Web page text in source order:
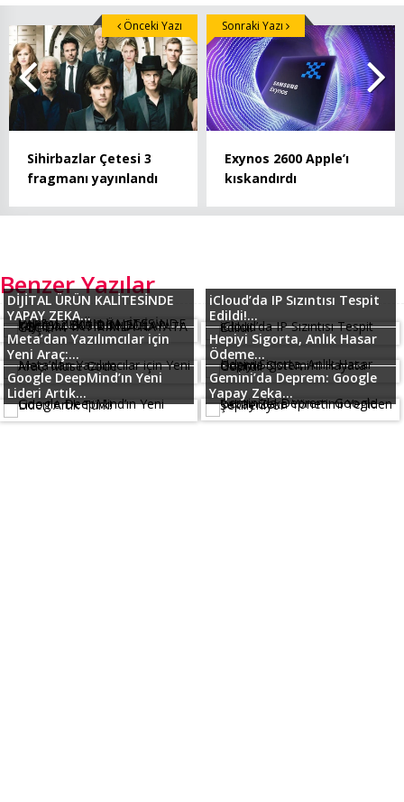
Sihirbazlar Çetesi 3
fragmanı yayınlandı
Önceki Yazı
Exynos 2600 Apple’ı
kıskandırdı
Sonraki Yazı
Benzer Yazılar
DİJİTAL ÜRÜN KALİTESİNDE
YAPAY ZEKA...
iCloud’da IP Sızıntısı Tespit
Edildi!...
Meta’dan Yazılımcılar için
Yeni Araç:...
Hepiyi Sigorta, Anlık Hasar
Ödeme...
Google DeepMind’ın Yeni
Lideri Artık...
Gemini’da Deprem: Google
Yapay Zeka...